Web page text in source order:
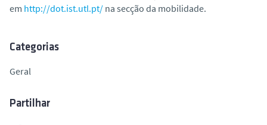
em http://dot.ist.utl.pt/ na secção da mobilidade.
Categorias
Geral
Partilhar